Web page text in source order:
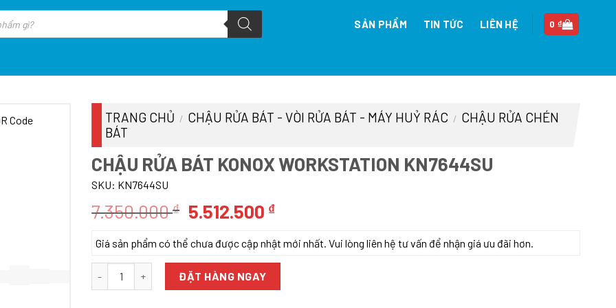
SẢN PHẨM TIN TỨC LIÊN HỆ 0₫
TRANG CHỦ / CHẬU RỬA BÁT - VÒI RỬA BÁT - MÁY HUỶ RÁC / CHẬU RỬA CHÉN
BÁT
CHẬU RỬA BÁT KONOX WORKSTATION KN7644SU
SKU: KN7644SU
7.350.000₫ Giá
là:
7.350.000 ₫.
5.512.500 ₫Giá
tại
là:
5.512.500 ₫.
Giá sản phẩm có thể chưa được cập nhật mới nhất. Vui lòng liên hệ tư vấn để nhận giá ưu đãi hơn.
CHẬU RỬA BÁT KONOX WORKSTATION KN7644SU số lượng
ĐẶT HÀNG NGAY